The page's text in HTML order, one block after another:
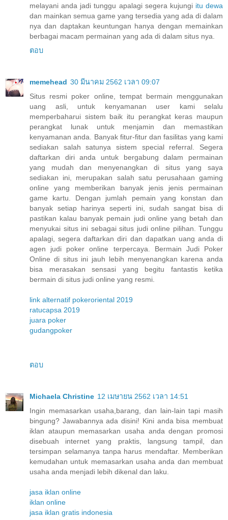
melayani anda jadi tunggu apalagi segera kujungi itu dewa
dan mainkan semua game yang tersedia yang ada di dalam
nya dan daptakan keuntungan hanya dengan memainkan
berbagai macam permainan yang ada di dalam situs nya.
ตอบ
memehead 30 มีนาคม 2562 เวลา 09:07
Situs resmi poker online, tempat bermain menggunakan
uang asli, untuk kenyamanan user kami selalu
memperbaharui sistem baik itu perangkat keras maupun
perangkat lunak untuk menjamin dan memastikan
kenyamanan anda. Banyak fitur-fitur dan fasilitas yang kami
sediakan salah satunya sistem special referral. Segera
daftarkan diri anda untuk bergabung dalam permainan
yang mudah dan menyenangkan di situs yang saya
sediakan ini, merupakan salah satu perusahaan gaming
online yang memberikan banyak jenis jenis permainan
game kartu. Dengan jumlah pemain yang konstan dan
banyak setiap harinya seperti ini, sudah sangat bisa di
pastikan kalau banyak pemain judi online yang betah dan
menyukai situs ini sebagai situs judi online pilihan. Tunggu
apalagi, segera daftarkan diri dan dapatkan uang anda di
agen judi poker online terpercaya. Bermain Judi Poker
Online di situs ini jauh lebih menyenangkan karena anda
bisa merasakan sensasi yang begitu fantastis ketika
bermain di situs judi online yang resmi.
link alternatif pokeroriental 2019
ratucapsa 2019
juara poker
gudangpoker
ตอบ
Michaela Christine 12 เมษายน 2562 เวลา 14:51
Ingin memasarkan usaha,barang, dan lain-lain tapi masih
bingung? Jawabannya ada disini! Kini anda bisa membuat
iklan ataupun memasarkan usaha anda dengan promosi
disebuah internet yang praktis, langsung tampil, dan
tersimpan selamanya tanpa harus mendaftar. Memberikan
kemudahan untuk memasarkan usaha anda dan membuat
usaha anda menjadi lebih dikenal dan laku.
jasa iklan online
iklan online
jasa iklan gratis indonesia